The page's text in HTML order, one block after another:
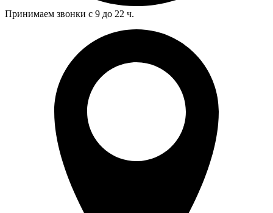
Принимаем звонки с 9 до 22 ч.